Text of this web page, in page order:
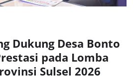
Dukung Desa Bonto
pada Lomba
Sulsel 2026